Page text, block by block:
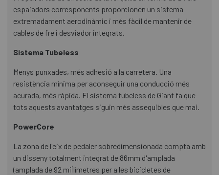
espaiadors corresponents proporcionen un sistema
extremadament aerodinàmic i més fàcil de mantenir de
cables de fre i desviador integrats.
Sistema Tubeless
Menys punxades, més adhesió a la carretera. Una
resistència mínima per aconseguir una conducció més
acurada, més ràpida. El sistema tubeless de Giant fa que
tots aquests avantatges siguin més assequibles que mai.
PowerCore
La zona de l'eix de pedaler sobredimensionada compta amb
un disseny totalment integrat de 86mm d'amplada
(amplada de 92 mil·límetres per a les bicicletes de